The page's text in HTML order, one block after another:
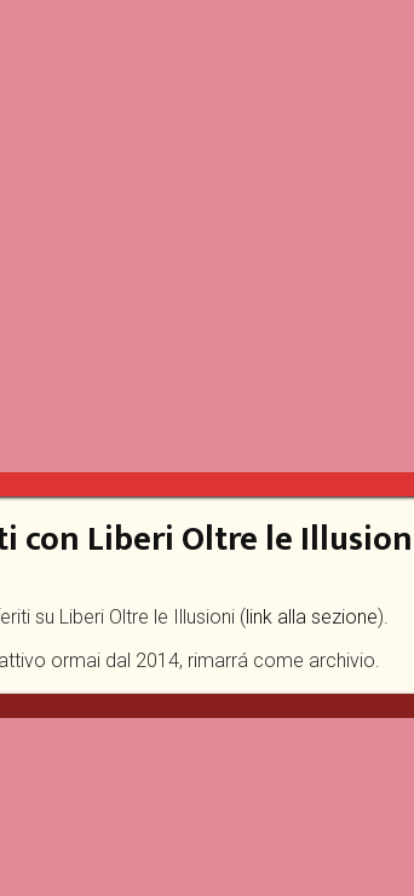
con Liberi Oltre le
su Liberi Oltre le Illusioni (link alla sezione).
ormai dal 2014, rimarrá come archivio.